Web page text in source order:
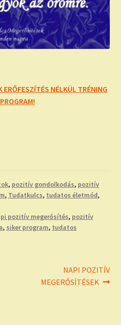
NÉLKÜL TRÉNING
, pozitív gondolkodás, pozitív
, Tudatkulcs, tudatos életmód,
pozitív megerősítés, pozitív
, siker program, tudatos
Next
post:
NAPI POZITÍV
MEGERŐSÍTÉSEK